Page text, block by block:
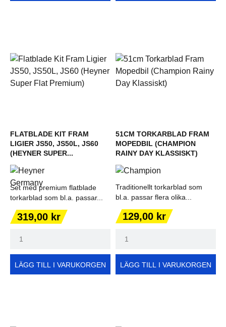
FLATBLADE KIT FRAM
LIGIER JS50, JS50L, JS60
(HEYNER SUPER...
Set med premium flatblade
torkarblad som bl.a. passar...
Pris
319,00 kr
LÄGG TILL I VARUKORGEN
51CM TORKARBLAD FRAM
MOPEDBIL (CHAMPION
RAINY DAY KLASSISKT)
Traditionellt torkarblad som
bl.a. passar flera olika...
Pris
129,00 kr
LÄGG TILL I VARUKORGEN